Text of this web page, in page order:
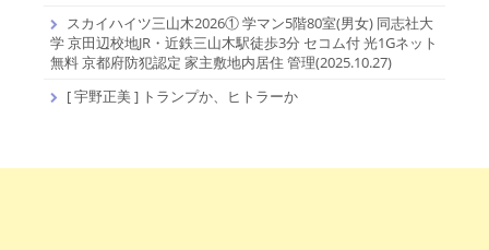
スカイハイツ三山木2026① 学マン5階80室(男女) 同志社大
学 京田辺校地JR・近鉄三山木駅徒歩3分 セコム付 光1Gネット
無料 京都府防犯認定 家主敷地内居住 管理(2025.10.27)
[ 宇野正美 ] トランプか、ヒトラーか